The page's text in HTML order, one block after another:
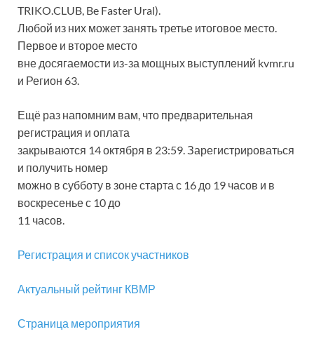
TRIKO.CLUB, Be Faster Ural).
Любой из них может занять третье итоговое место.
Первое и второе место
вне досягаемости из-за мощных выступлений kvmr.ru
и Регион 63.
Ещё раз напомним вам, что предварительная
регистрация и оплата
закрываются 14 октября в 23:59. Зарегистрироваться
и получить номер
можно в субботу в зоне старта с 16 до 19 часов и в
воскресенье с 10 до
11 часов.
Регистрация и список участников
Актуальный рейтинг КВМР
Страница мероприятия